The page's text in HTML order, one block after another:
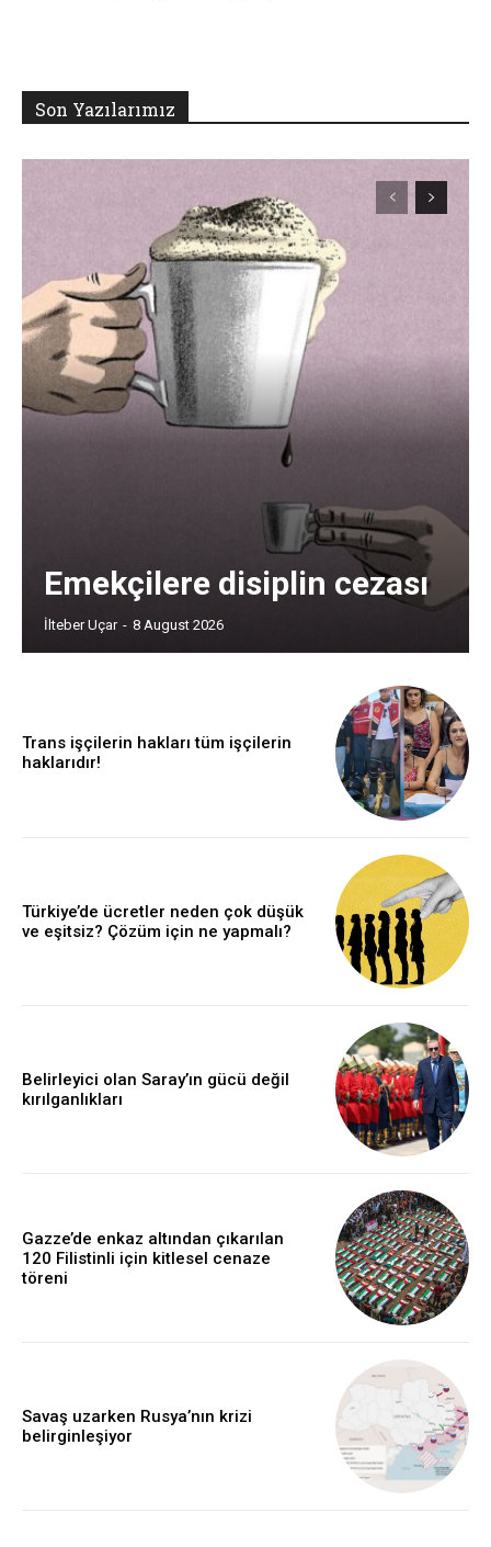
Son Yazılarımız
Emekçilere disiplin cezası
İlteber Uçar - 8 August 2026
Trans işçilerin hakları tüm işçilerin
haklarıdır!
Türkiye’de ücretler neden çok düşük
ve eşitsiz? Çözüm için ne yapmalı?
Belirleyici olan Saray’ın gücü değil
kırılganlıkları
Gazze’de enkaz altından çıkarılan
120 Filistinli için kitlesel cenaze
töreni
Savaş uzarken Rusya’nın krizi
belirginleşiyor